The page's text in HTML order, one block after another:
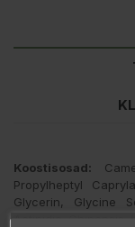
Koostisosad:
Propylheptyl
Glycerin, Glycine